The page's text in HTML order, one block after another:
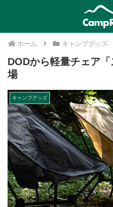
ホーム キャンプグッズ
DODから軽量チェア
場
キャンプグッズ